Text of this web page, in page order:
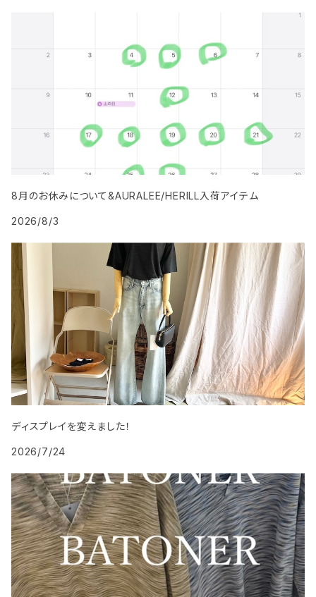
8月のお休みについて&AURALEE/HERILL入荷アイテム
2026/8/3
ディスプレイを変えました！
2026/7/24